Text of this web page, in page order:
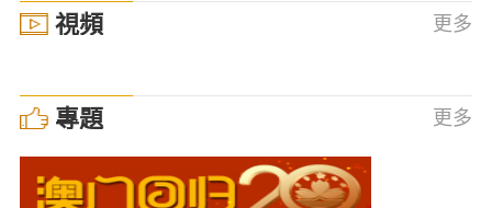
視頻 更多
專題 更多